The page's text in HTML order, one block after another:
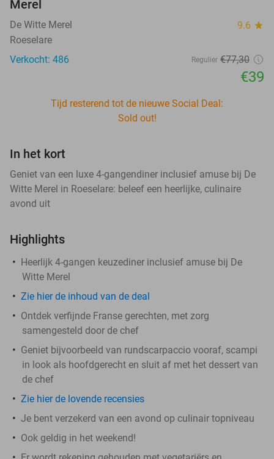
Merel
De Witte Merel 9.6 star
Roeselare
Verkocht: 486
Regulier €77,30
€39
Tijd resterend tot de nieuwe Social Deal:
Sold out!
In het kort
Geniet van een luxe 4-gangendiner inclusief amuse bij De
Witte Merel in Roeselare: beleef een heerlijke, culinaire
avond uit
Highlights
Heerlijk 4-gangen keuzediner inclusief amuse bij De
Witte Merel
Zie hier de inhoud van de deal
Ontdek verfijnde Franse gerechten, met zorg
samengesteld door de chef
Geniet bijvoorbeeld van rundscarpaccio vooraf, scampi
in look als hoofdgerecht en sluit af met het dessert van
de chef
Zie hier de lovende recensies
Je bent verzekerd van een avond op culinair topniveau
Ook geldig in het weekend!